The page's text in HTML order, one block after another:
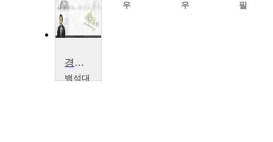
나
우
우
필
경찰행정법
백석대